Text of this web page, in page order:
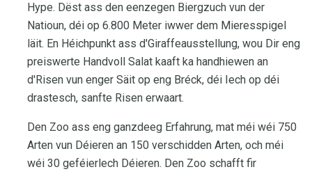
Hype. Dëst ass den eenzegen Biergzuch vun der
Natioun, déi op 6.800 Meter iwwer dem Mieresspigel
läit. En Héichpunkt ass d'Giraffeausstellung, wou Dir eng
preiswerte Handvoll Salat kaaft ka handhiewen an
d'Risen vun enger Säit op eng Bréck, déi Iech op déi
drastesch, sanfte Risen erwaart.
Den Zoo ass eng ganzdeeg Erfahrung, mat méi wéi 750
Arten vun Déieren an 150 verschidden Arten, och méi
wéi 30 geféierlech Déieren. Den Zoo schafft fir